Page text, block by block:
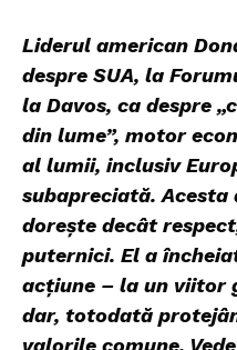
Liderul american
despre SUA, la
la Davos, ca despre
din lume”, motor
al lumii, inclusiv
subapreciată.
dorește decât
puternici. El a
acțiune – la un viitor
dar, totodată